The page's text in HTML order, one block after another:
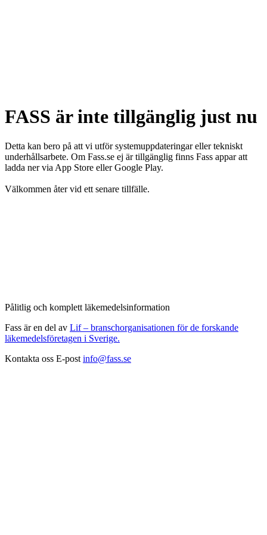
FASS är inte tillgänglig just nu
Detta kan bero på att vi utför systemuppdateringar eller tekniskt
underhållsarbete. Om Fass.se ej är tillgänglig finns Fass appar att
ladda ner via App Store eller Google Play.
Välkommen åter vid ett senare tillfälle.
Pålitlig och komplett läkemedelsinformation
Fass är en del av Lif – branschorganisationen för de forskande
läkemedelsföretagen i Sverige.
Kontakta oss E-post info@fass.se